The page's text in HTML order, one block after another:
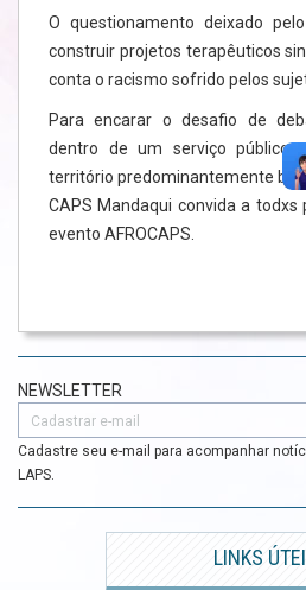
O questionamento deixado
construir projetos terapêuticos
conta o racismo sofrido pelos
Para encarar o desafio de
dentro de um serviço público
território predominantemente
CAPS Mandaqui convida a
evento AFROCAPS.
NEWSLETTER
Cadastre seu e-mail para acompanhar
LAPS.
LINKS